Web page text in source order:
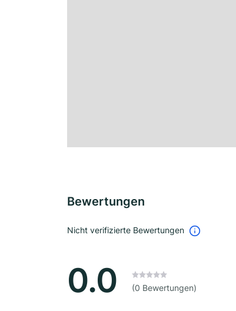
Bewertungen
Nicht verifizierte Bewertungen
0.0 (0 Bewertungen)